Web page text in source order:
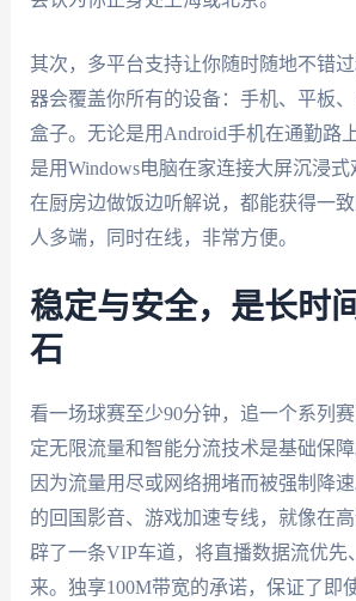
其次，多平台支持让你随时随地不错
器会覆盖你所有的设备：手机、平板
盒子。无论是用Android手机在通勤路
是用Windows电脑在家连接大屏沉浸式
在厨房边做饭边听解说，都能获得一
人多端，同时在线，非常方便。
稳定与安全，是长时
石
看一场球赛至少90分钟，追一个系列
定无限流量和智能分流技术是基础保
因为流量用尽或网络拥堵而被强制降
的回国影音、游戏加速专线，就像在
辟了一条VIP车道，将直播数据流优先
来。独享100M带宽的承诺，保证了即